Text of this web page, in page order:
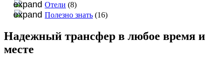
Отели (8)
Полезно знать (16)
Надежный трансфер в любое время и
месте